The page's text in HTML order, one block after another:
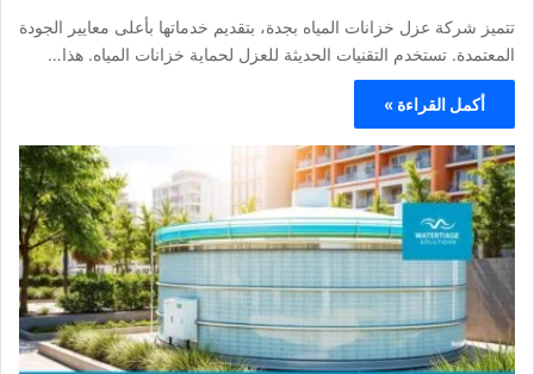
تتميز شركة عزل خزانات المياه بجدة، بتقديم خدماتها بأعلى معايير الجودة
المعتمدة. تستخدم التقنيات الحديثة للعزل لحماية خزانات المياه. هذا…
أكمل القراءة »